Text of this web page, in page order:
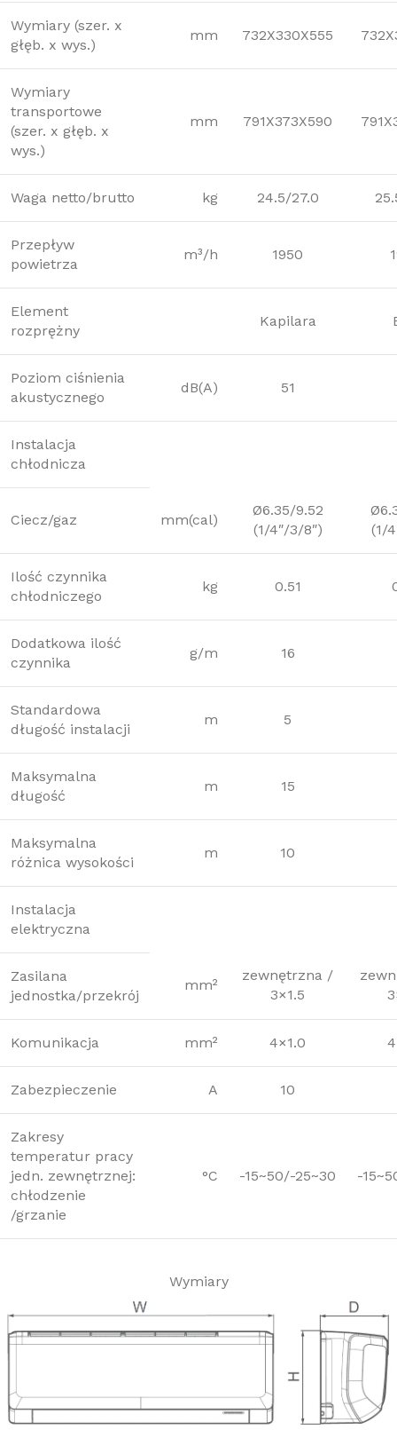
Wymiary (szer. x
głęb. x wys.)
mm 732X330X555
Wymiary
transportowe
(szer. x głęb. x
wys.)
mm 791X373X590
Waga netto/brutto kg 24.5/27.0
Przepływ
powietrza
m³/h 1950
Element
rozprężny
Kapilara
Poziom ciśnienia
akustycznego
dB(A) 51
Instalacja
chłodnicza
Ciecz/gaz mm(cal)
Ø6.35/9.52
(1/4″/3/8″)
(1/
Ilość czynnika
chłodniczego
kg 0.51
Dodatkowa ilość
czynnika
g/m 16
Standardowa
długość instalacji
m 5
Maksymalna
długość
m 15
Maksymalna
różnica wysokości
m 10
Instalacja
elektryczna
Zasilana
jednostka/przekrój
mm²
zewnętrzna /
3×1.5
Komunikacja mm² 4×1.0
Zabezpieczenie A 10
Zakresy
temperatur pracy
jedn. zewnętrznej:
chłodzenie
/grzanie
°C -15~50/-25~30 -
Wymiary